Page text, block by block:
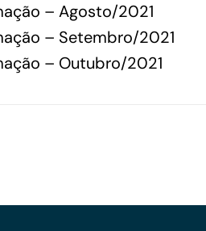
– Agosto/2021
– Setembro/2021
– Outubro/2021